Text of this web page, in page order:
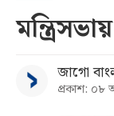
জাগো
প্রকাশ: